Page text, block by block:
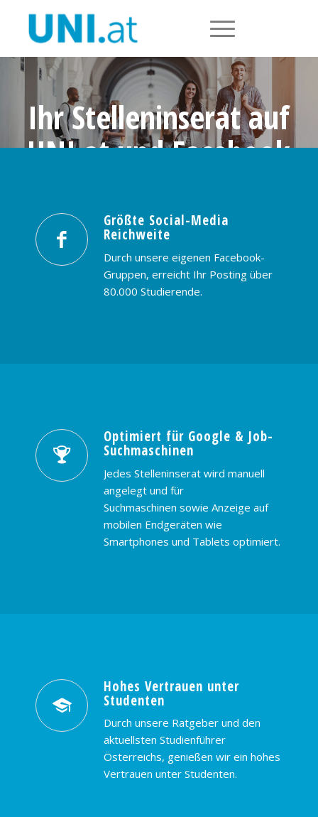
Ihr Stelleninserat auf
UNI.at und Facebook
PREISE & BUCHUNG KONTAKT
Größte Social-Media
Reichweite
Durch unsere eigenen Facebook-
Gruppen, erreicht Ihr Posting über
80.000 Studierende.
Optimiert für Google & Job-
Suchmaschinen
Jedes Stelleninserat wird manuell
angelegt und für
Suchmaschinen sowie Anzeige auf
mobilen Endgeräten wie
Smartphones und Tablets optimiert.
Hohes Vertrauen unter
Studenten
Durch unsere Ratgeber und den
aktuellsten Studienführer
Österreichs, genießen wir ein hohes
Vertrauen unter Studenten.